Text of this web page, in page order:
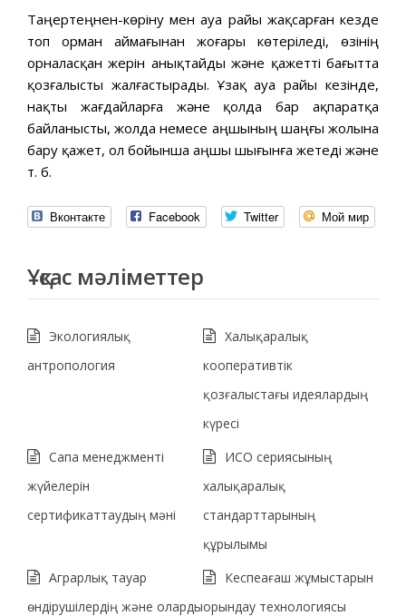
Таңертеңнен-көріну мен ауа райы жақсарған кезде
топ орман аймағынан жоғары көтеріледі, өзінің
орналасқан жерін анықтайды және қажетті бағытта
қозғалысты жалғастырады. Ұзақ ауа райы кезінде,
нақты жағдайларға және қолда бар ақпаратқа
байланысты, жолда немесе аңшының шаңғы жолына
бару қажет, ол бойынша аңшы шығынға жетеді және
т. б.
Вконтакте Facebook Twitter Мой мир
Ұқсас мәліметтер
Экологиялық
антропология
Халықаралық
кооперативтік
қозғалыстағы идеялардың
күресі
Сапа менеджменті
жүйелерін
сертификаттаудың мәні
ИСО сериясының
халықаралық
стандарттарының
құрылымы
Аграрлық тауар
өндірушілердің және оларды
Кеспеағаш жұмыстарын
орындау технологиясы